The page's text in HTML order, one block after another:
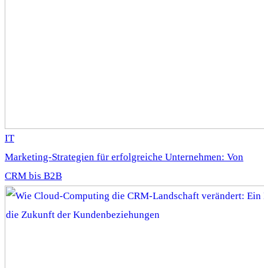
IT
Marketing-Strategien für erfolgreiche Unternehmen: Von
CRM bis B2B